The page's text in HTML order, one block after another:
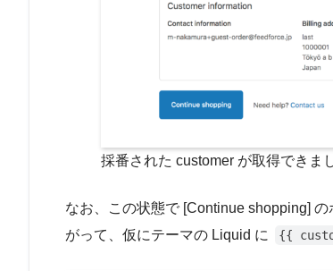
採番された customer が取得できま
なお、この状態で [Continue shopping]
がって、仮にテーマの Liquid に
{{